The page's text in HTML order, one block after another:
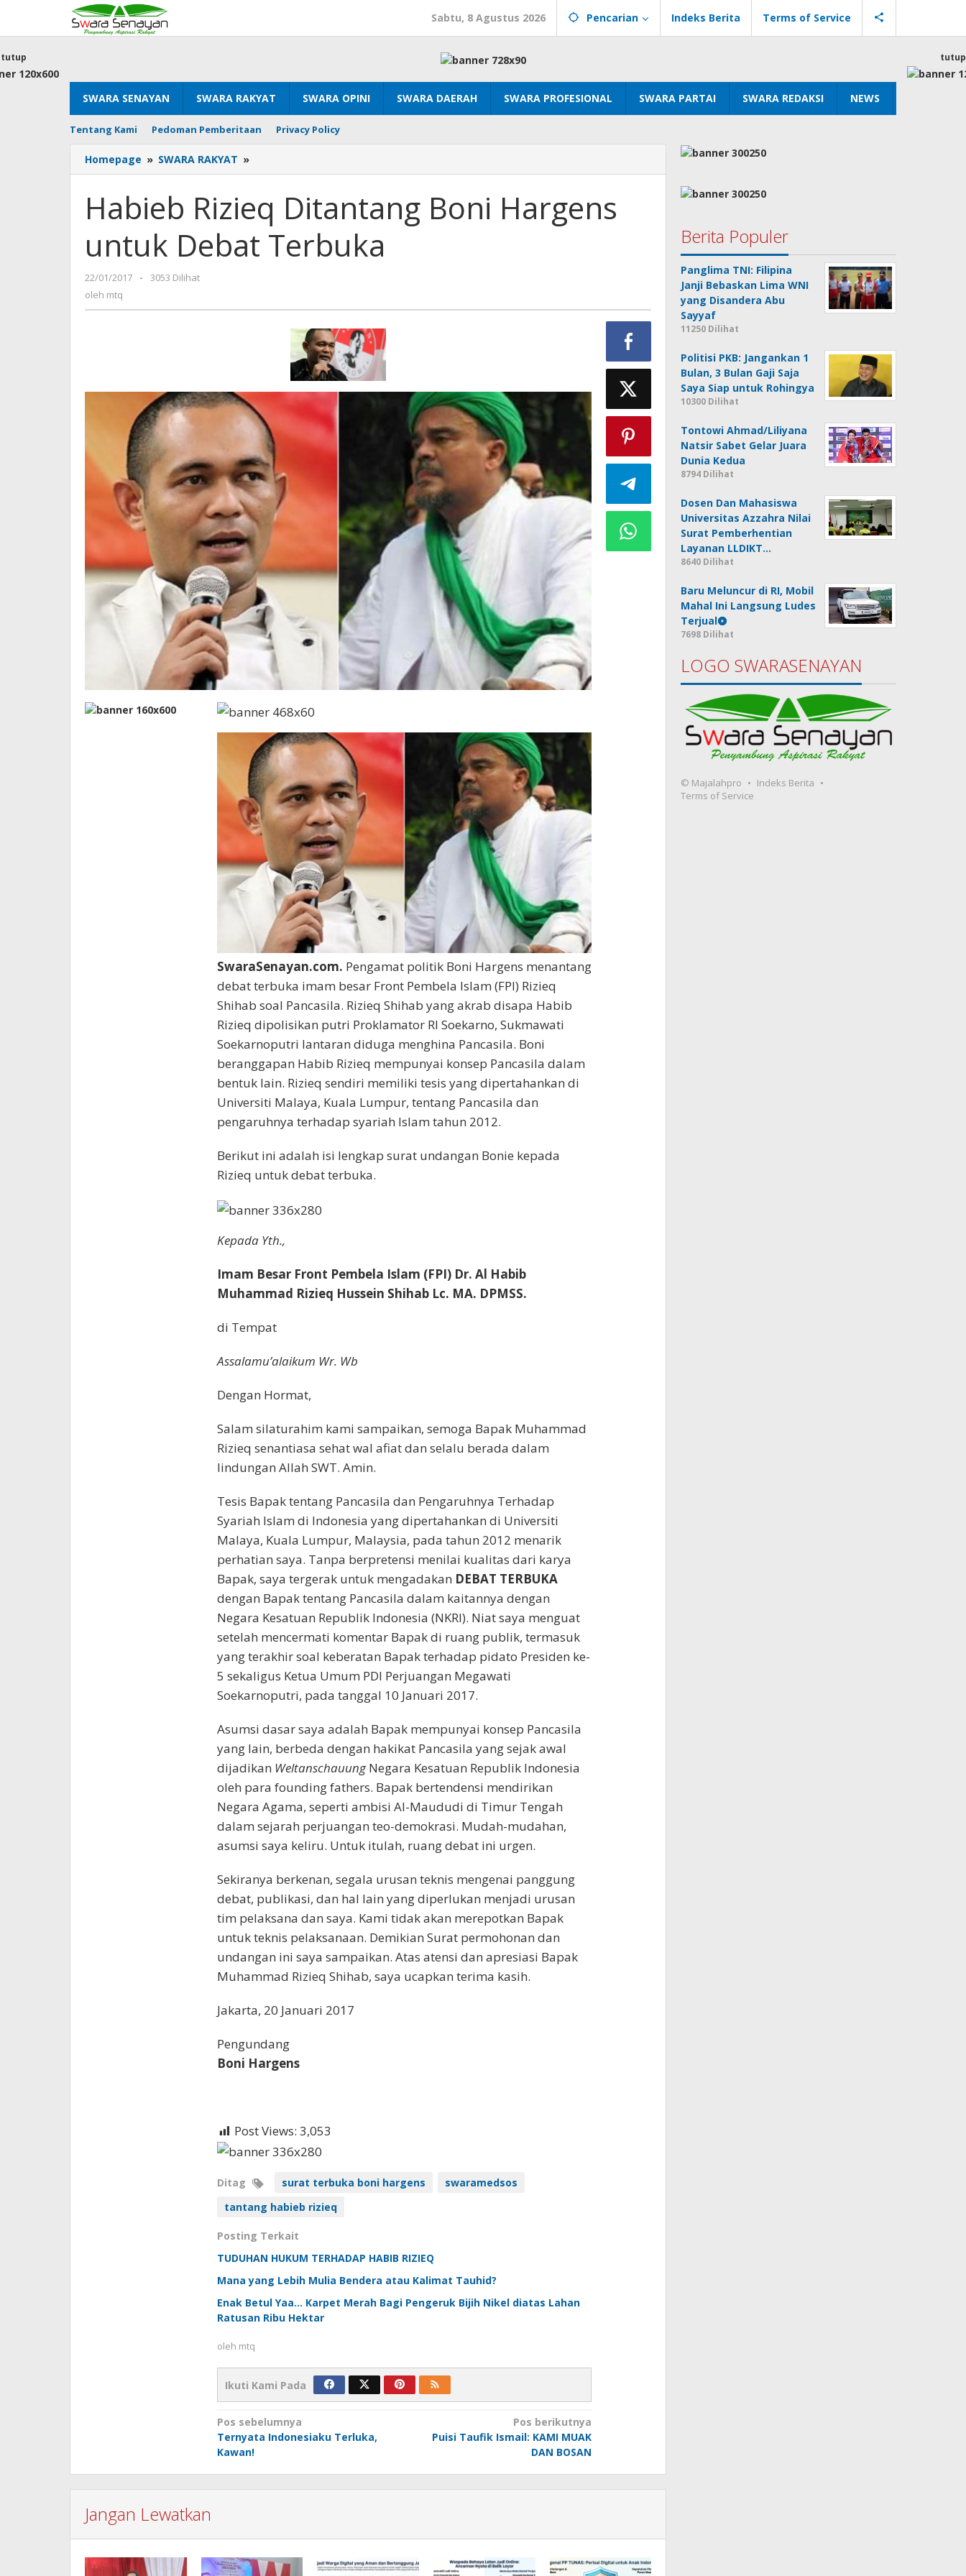
konten
Sabtu, 8 Agustus 2026 Pencarian Indeks Berita Terms of Service
SWARA SENAYAN SWARA RAKYAT SWARA OPINI SWARA DAERAH SWARA PROFESIONAL SWARA PARTAI SWARA REDAKSI NEWS
Tentang Kami Pedoman Pemberitaan Privacy Policy
tutup tutup
Homepage » SWARA RAKYAT »
Rizieq
Boni
Hargens
untuk
Habieb Rizieq Ditantang Boni Hargens
untuk Debat Terbuka
22/01/2017
oleh
-
3053 Dilihat
oleh mtq
SwaraSenayan.com. Pengamat politik Boni Hargens menantang
debat terbuka imam besar Front Pembela Islam (FPI) Rizieq
Shihab soal Pancasila. Rizieq Shihab yang akrab disapa Habib
Rizieq dipolisikan putri Proklamator RI Soekarno, Sukmawati
Soekarnoputri lantaran diduga menghina Pancasila. Boni
beranggapan Habib Rizieq mempunyai konsep Pancasila dalam
bentuk lain. Rizieq sendiri memiliki tesis yang dipertahankan di
Universiti Malaya, Kuala Lumpur, tentang Pancasila dan
pengaruhnya terhadap syariah Islam tahun 2012.
Berikut ini adalah isi lengkap surat undangan Bonie kepada
Rizieq untuk debat terbuka.
Kepada Yth.,
Imam Besar Front Pembela Islam (FPI) Dr. Al Habib
Muhammad Rizieq Hussein Shihab Lc. MA. DPMSS.
di Tempat
Assalamu’alaikum Wr. Wb
Dengan Hormat,
Salam silaturahim kami sampaikan, semoga Bapak Muhammad
Rizieq senantiasa sehat wal afiat dan selalu berada dalam
lindungan Allah SWT. Amin.
Tesis Bapak tentang Pancasila dan Pengaruhnya Terhadap
Syariah Islam di Indonesia yang dipertahankan di Universiti
Malaya, Kuala Lumpur, Malaysia, pada tahun 2012 menarik
perhatian saya. Tanpa berpretensi menilai kualitas dari karya
Bapak, saya tergerak untuk mengadakan DEBAT TERBUKA
dengan Bapak tentang Pancasila dalam kaitannya dengan
Negara Kesatuan Republik Indonesia (NKRI). Niat saya menguat
setelah mencermati komentar Bapak di ruang publik, termasuk
yang terakhir soal keberatan Bapak terhadap pidato Presiden ke-
5 sekaligus Ketua Umum PDI Perjuangan Megawati
Soekarnoputri, pada tanggal 10 Januari 2017.
Asumsi dasar saya adalah Bapak mempunyai konsep Pancasila
yang lain, berbeda dengan hakikat Pancasila yang sejak awal
dijadikan WeltanschauungNegara Kesatuan Republik Indonesia
oleh para founding fathers. Bapak bertendensi mendirikan
Negara Agama, seperti ambisi Al-Maududi di Timur Tengah
dalam sejarah perjuangan teo-demokrasi. Mudah-mudahan,
asumsi saya keliru. Untuk itulah, ruang debat ini urgen.
Sekiranya berkenan, segala urusan teknis mengenai panggung
debat, publikasi, dan hal lain yang diperlukan menjadi urusan
tim pelaksana dan saya. Kami tidak akan merepotkan Bapak
untuk teknis pelaksanaan. Demikian Surat permohonan dan
undangan ini saya sampaikan. Atas atensi dan apresiasi Bapak
Muhammad Rizieq Shihab, saya ucapkan terima kasih.
Jakarta, 20 Januari 2017
Pengundang
Boni Hargens
Post Views: 3,053
Ditag surat terbuka boni hargens
swaramedsos
tantang habieb rizieq
Posting Terkait
TUDUHAN HUKUM TERHADAP HABIB RIZIEQ
Mana yang Lebih Mulia Bendera atau Kalimat Tauhid?
Enak Betul Yaa… Karpet Merah Bagi Pengeruk Bijih Nikel diatas Lahan
Ratusan Ribu Hektar
oleh mtq
Ikuti Kami Pada
Navigasi
pos
Pos sebelumnya
Ternyata Indonesiaku Terluka,
Kawan!
Pos berikutnya
Puisi Taufik Ismail: KAMI MUAK
DAN BOSAN
Jangan Lewatkan
Berita Populer
Panglima TNI: Filipina
Janji Bebaskan Lima WNI
yang Disandera Abu
Sayyaf
11250 Dilihat
Politisi PKB: Jangankan 1
Bulan, 3 Bulan Gaji Saja
Saya Siap untuk Rohingya
10300 Dilihat
Tontowi Ahmad/Liliyana
Natsir Sabet Gelar Juara
Dunia Kedua
8794 Dilihat
Dosen Dan Mahasiswa
Universitas Azzahra Nilai
Surat Pemberhentian
Layanan LLDIKT…
8640 Dilihat
Baru Meluncur di RI, Mobil
Mahal Ini Langsung Ludes
Terjual
7698 Dilihat
LOGO SWARASENAYAN
© Majalahpro
Indeks Berita
Terms of Service